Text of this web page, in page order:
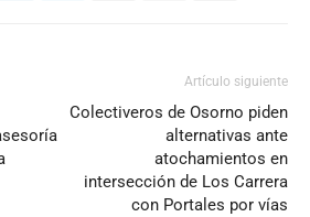
Artículo siguiente
Colectiveros de Osorno piden
alternativas ante
atochamientos en
intersección de Los Carrera
con Portales por vías